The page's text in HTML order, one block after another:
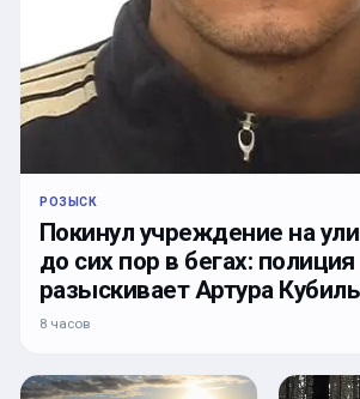
РОЗЫСК
Покинул учреждение на
до сих пор в бегах: полиция
разыскивает Артура
8 часов